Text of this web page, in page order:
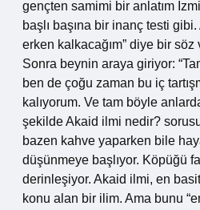
gençten samimi bir anlatım
başlı başına bir inanç testi gibi.
erken kalkacağım” diye bir
Sonra beynin araya giriyor:
ben de çoğu zaman bu iç
kalıyorum. Ve tam böyle
şekilde Akaid ilmi nedir?
bazen kahve yaparken bile
düşünmeye başlıyor. Köpüğü
derinleşiyor. Akaid ilmi, en
konu alan bir ilim. Ama bunu